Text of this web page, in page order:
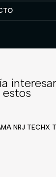
estos
NRJ TECHX